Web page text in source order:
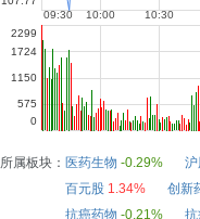
所属板块： 医药生物 -0.29%
沪
百元股 1.34%
创新
抗癌药物 -0.21%